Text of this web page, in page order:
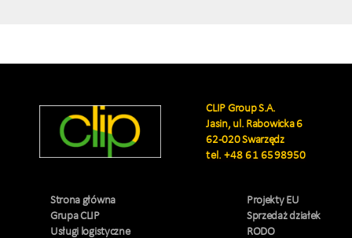
CLIP Group S.A.
Jasin, ul. Rabowicka 6
62-020 Swarzędz
tel.+48 61 6598950
Strona główna
Grupa CLIP
Usługi logistyczne
Projekty EU
Sprzedaż działek
RODO